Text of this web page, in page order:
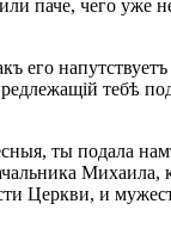
паче, чего уже
его
тебѣ
ты подала
Михаила,
Церкви, и